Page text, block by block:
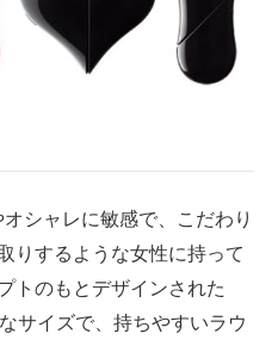
シャレに敏感で、こだわり
りするような女性に持って
トのもとデザインされた
サイズで、持ちやすいラウ